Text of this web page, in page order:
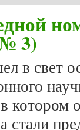
3)
в свет
стали